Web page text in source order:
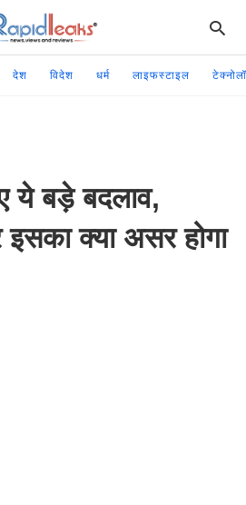
देश विदेश धर्म लाइफस्टाइल
ये बड़े बदलाव,
क्या असर होगा